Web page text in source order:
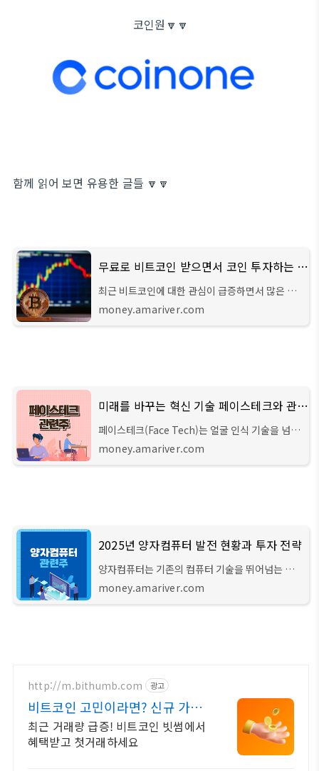
코인원🔽🔽
함께 읽어 보면 유용한 글들 🔽🔽
무료로 비트코인 받으면서 코인 투자하는 방법 소개합니다
최근 비트코인에 대한 관심이 급증하면서 많은 사
람들이 비트코인 투자에 뛰어들고 있습니다. 비트
코인은 디지털 자산으로서 높은 수익률과 혁신적
money.amariver.com
미래를 바꾸는 혁신 기술 페이스테크와 관련주
페이스테크(Face Tech)는 얼굴 인식 기술을 넘
어, 사람의 표정과 감정을 실시간으로 분석하여 다
양한 분야에서 활용되는 혁신적인 기술입니다. 이
money.amariver.com
2025년 양자컴퓨터 발전 현황과 투자 전략
양자컴퓨터는 기존의 컴퓨터 기술을 뛰어넘는 혁
신적인 기술로 주목받고 있습니다. 양자역학의 원
리를 바탕으로 작동하는 양자컴퓨터는 기존 컴퓨
money.amariver.com
http://m.bithumb.com 광고
비트코인 고민이라면? 신규 가입
시 5만원 혜택
최근 거래량 급증! 비트코인 빗썸에서
혜택받고 첫거래하세요